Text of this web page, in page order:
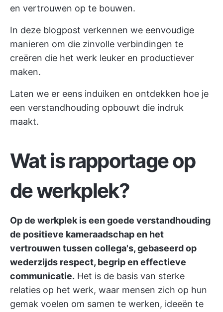
en vertrouwen op te bouwen.
In deze blogpost verkennen we eenvoudige
manieren om die zinvolle verbindingen te
creëren die het werk leuker en productiever
maken.
Laten we er eens induiken en ontdekken hoe je
een verstandhouding opbouwt die indruk
maakt.
Wat is rapportage op
de werkplek?
Op de werkplek is een goede verstandhouding
de positieve kameraadschap en het
vertrouwen tussen collega's, gebaseerd op
wederzijds respect, begrip en effectieve
communicatie. Het is de basis van sterke
relaties op het werk, waar mensen zich op hun
gemak voelen om samen te werken, ideeën te